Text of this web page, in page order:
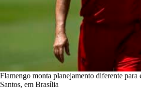
Flamengo monta planejamento diferente para
Santos, em Brasília